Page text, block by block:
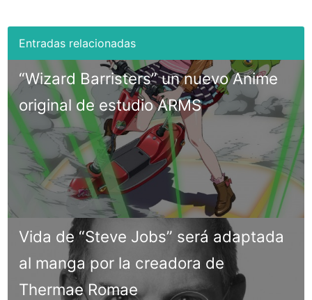
“Wizard Barristers” un nuevo Anime
original de estudio ARMS
Vida de “Steve Jobs” será adaptada
al manga por la creadora de
Thermae Romae